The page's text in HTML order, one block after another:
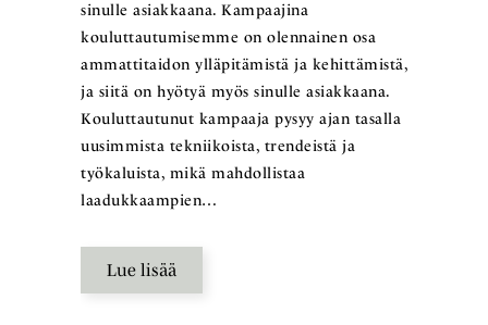
sinulle asiakkaana. Kampaajina
kouluttautumisemme on olennainen osa
ammattitaidon ylläpitämistä ja kehittämistä,
ja siitä on hyötyä myös sinulle asiakkaana.
Kouluttautunut kampaaja pysyy ajan tasalla
uusimmista tekniikoista, trendeistä ja
työkaluista, mikä mahdollistaa
laadukkaampien…
Lue lisää